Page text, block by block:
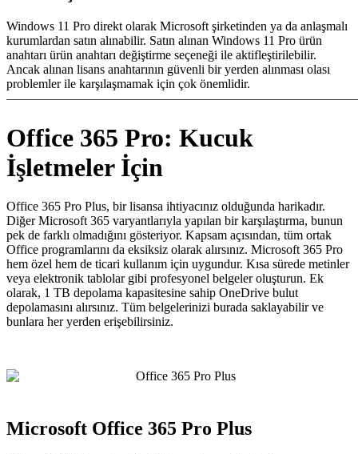
Windows 11 Pro direkt olarak Microsoft şirketinden ya da anlaşmalı
kurumlardan satın alınabilir. Satın alınan Windows 11 Pro ürün
anahtarı ürün anahtarı değiştirme seçeneği ile aktifleştirilebilir.
Ancak alınan lisans anahtarının güvenli bir yerden alınması olası
problemler ile karşılaşmamak için çok önemlidir.
Office 365 Pro: Kucuk
İşletmeler İçin
Office 365 Pro Plus, bir lisansa ihtiyacınız olduğunda harikadır.
Diğer Microsoft 365 varyantlarıyla yapılan bir karşılaştırma, bunun
pek de farklı olmadığını gösteriyor. Kapsam açısından, tüm ortak
Office programlarını da eksiksiz olarak alırsınız. Microsoft 365 Pro
hem özel hem de ticari kullanım için uygundur. Kısa sürede metinler
veya elektronik tablolar gibi profesyonel belgeler oluşturun. Ek
olarak, 1 TB depolama kapasitesine sahip OneDrive bulut
depolamasını alırsınız. Tüm belgelerinizi burada saklayabilir ve
bunlara her yerden erişebilirsiniz.
Microsoft Office 365 Pro Plus